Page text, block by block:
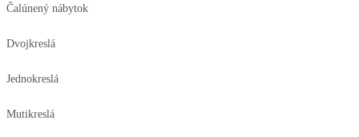
Čalúnený nábytok
Dvojkreslá
Jednokreslá
Mutikreslá